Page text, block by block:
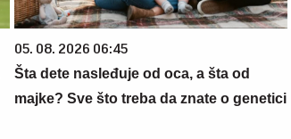
05. 08. 2026 06:45
Šta dete nasleđuje od oca, a šta od
majke? Sve što treba da znate o genetici